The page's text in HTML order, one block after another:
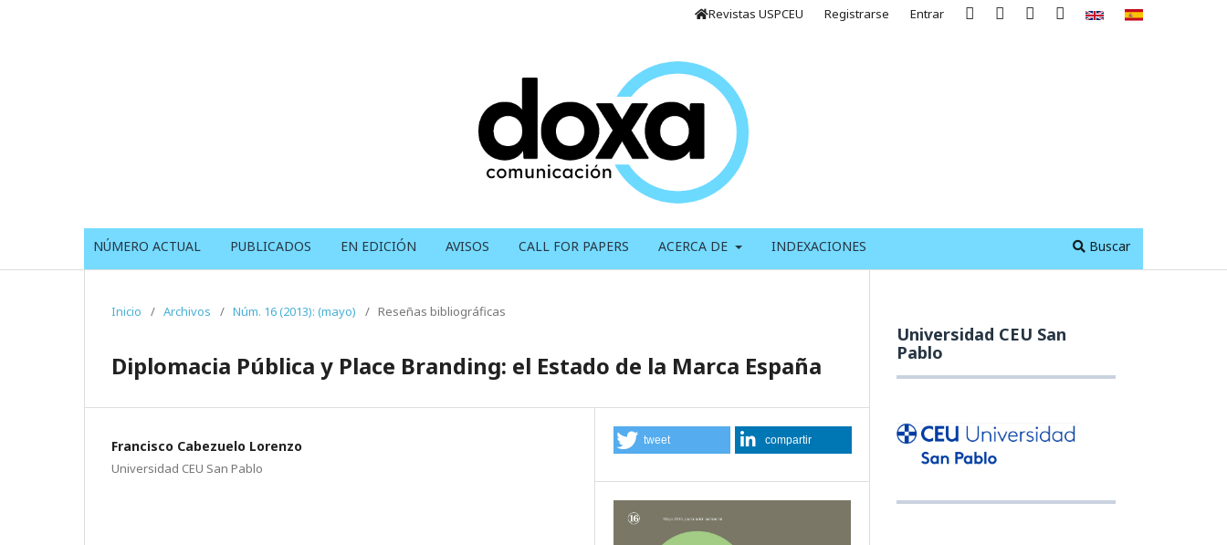
NÚMERO ACTUAL PUBLICADOS EN EDICIÓN AVISOS CALL FOR PAPERS ACERCA DE INDEXACIONES Buscar
Revistas USPCEU Registrarse Entrar
Inicio / Archivos / Núm. 16 (2013): (mayo) / Reseñas bibliográficas
Diplomacia Pública y Place Branding: el Estado de la Marca España
Francisco Cabezuelo Lorenzo
Universidad CEU San Pablo
tweet compartir
Universidad CEU San
Pablo